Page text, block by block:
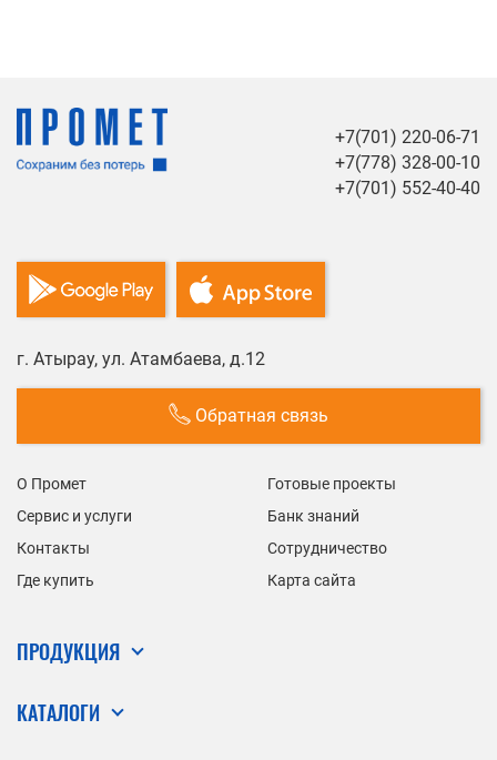
+7(701) 220-06-71
+7(778) 328-00-10
+7(701) 552-40-40
г. Атырау, ул. Атамбаева, д.12
Обратная связь
О Промет
Готовые проекты
Сервис и услуги
Банк знаний
Контакты
Сотрудничество
Где купить
Карта сайта
ПРОДУКЦИЯ
КАТАЛОГИ